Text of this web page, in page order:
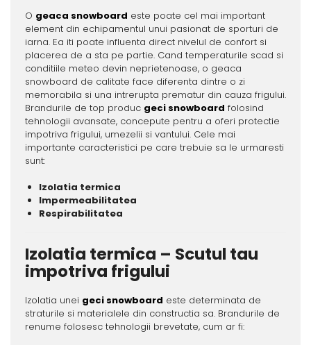
O geaca snowboard este poate cel mai important
element din echipamentul unui pasionat de sporturi de
iarna. Ea iti poate influenta direct nivelul de confort si
placerea de a sta pe partie. Cand temperaturile scad si
conditiile meteo devin neprietenoase, o geaca
snowboard de calitate face diferenta dintre o zi
memorabila si una intrerupta prematur din cauza frigului.
Brandurile de top produc geci snowboard folosind
tehnologii avansate, concepute pentru a oferi protectie
impotriva frigului, umezelii si vantului. Cele mai
importante caracteristici pe care trebuie sa le urmaresti
sunt:
Izolatia termica
Impermeabilitatea
Respirabilitatea
Izolatia termica – Scutul tau
impotriva frigului
Izolatia unei geci snowboard este determinata de
straturile si materialele din constructia sa. Brandurile de
renume folosesc tehnologii brevetate, cum ar fi: